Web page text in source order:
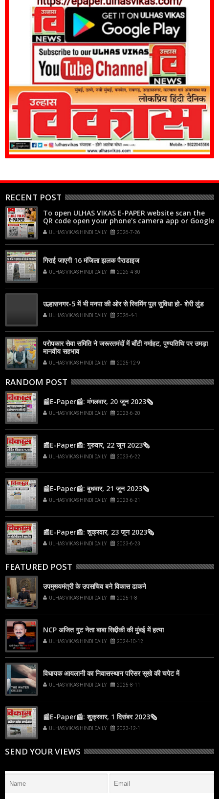
RECENT POST
To open ULHAS VIKAS E-PAPER website scan the
QR code open your phone's camera app or Google
Lens, point it at the code, and tap the web link
popup that appears on your screen
ULHAS VIKAS HINDI DAILY 2026-7-26
गिराई जाएगी 16 मंजिला झलक पैराडाइज
ULHAS VIKAS HINDI DAILY 2026-4-30
उल्हासनगर-5 में भी मनपा की ओर से स्विमिंग पुल सुविधा हो- शेरी लुंड
ULHAS VIKAS HINDI DAILY 2026-4-1
परोपकार सेवा समिति ने जरूरतमंदों में बाँटी गर्माहट, पुण्यतिथि पर उमड़ा
मानवीय सहभाव
ULHAS VIKAS HINDI DAILY 2025-12-9
RANDOM POST
📰E-Paper📰: मंगलवार, 20 जून 2023🗞
ULHAS VIKAS HINDI DAILY 2023-6-20
📰E-Paper📰: गुरुवार, 22 जून 2023🗞
ULHAS VIKAS HINDI DAILY 2023-6-22
📰E-Paper📰: बुधवार, 21 जून 2023🗞
ULHAS VIKAS HINDI DAILY 2023-6-21
📰E-Paper📰: शुक्रवार, 23 जून 2023🗞
ULHAS VIKAS HINDI DAILY 2023-6-23
FEATURED POST
उपमुख्यमंत्री के उपसचिव बने विकास ढाकने
ULHAS VIKAS HINDI DAILY 2025-1-8
NCP अजित गुट नेता बाबा सिद्दीकी की मुंबई में हत्या
ULHAS VIKAS HINDI DAILY 2024-10-12
विधायक आयलानी का निवासस्थान परिसर सूखे की चपेट में
ULHAS VIKAS HINDI DAILY 2025-8-11
📰E-Paper📰: शुक्रवार, 1 दिसंबर 2023🗞
ULHAS VIKAS HINDI DAILY 2023-12-1
SEND YOUR VIEWS